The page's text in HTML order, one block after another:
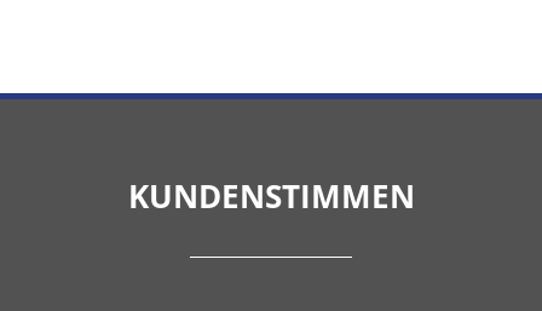
KUNDENSTIMMEN